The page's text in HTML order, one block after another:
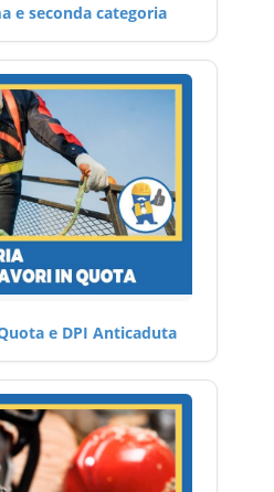
e seconda categoria
e DPI Anticaduta